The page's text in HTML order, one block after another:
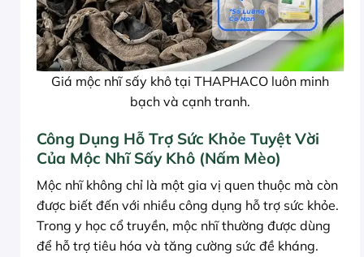
Giá mộc nhĩ sấy khô tại THAPHACO luôn minh
bạch và cạnh tranh.
Công Dụng Hỗ Trợ Sức Khỏe Tuyệt Vời
Của Mộc Nhĩ Sấy Khô (Nấm Mèo)
Mộc nhĩ không chỉ là một gia vị quen thuộc mà còn
được biết đến với nhiều công dụng hỗ trợ sức khỏe.
Trong y học cổ truyền, mộc nhĩ thường được dùng
để hỗ trợ tiêu hóa và tăng cường sức đề kháng.